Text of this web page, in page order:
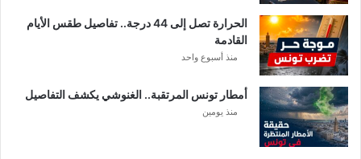
ة
الحرارة تصل إلى 44 درجة.. تفاصيل طقس الأيام
القادمة
منذ أسبوع واحد
أمطار تونس المرتقبة.. الغنوشي يكشف التفاصيل
منذ يومين